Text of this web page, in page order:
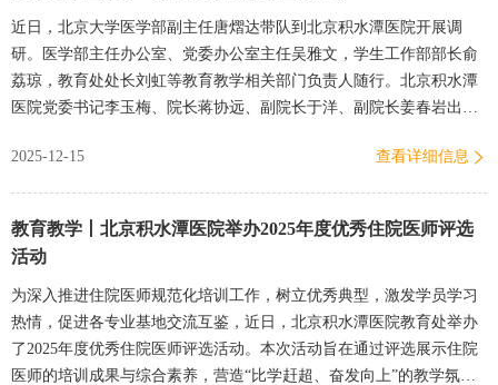
近日，北京大学医学部副主任唐熠达带队到北京积水潭医院开展调
研。医学部主任办公室、党委办公室主任吴雅文，学生工作部部长俞
荔琼，教育处处长刘虹等教育教学相关部门负责人随行。北京积水潭
医院党委书记李玉梅、院长蒋协远、副院长于洋、副院长姜春岩出席
座…
2025-12-15 查看详细信息
教育教学丨北京积水潭医院举办2025年度优秀住院医师评选
活动
为深入推进住院医师规范化培训工作，树立优秀典型，激发学员学习
热情，促进各专业基地交流互鉴，近日，北京积水潭医院教育处举办
了2025年度优秀住院医师评选活动。本次活动旨在通过评选展示住院
医师的培训成果与综合素养，营造“比学赶超、奋发向上”的教学氛